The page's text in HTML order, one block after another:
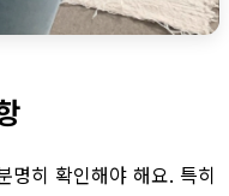
명히 확인해야 해요. 특히